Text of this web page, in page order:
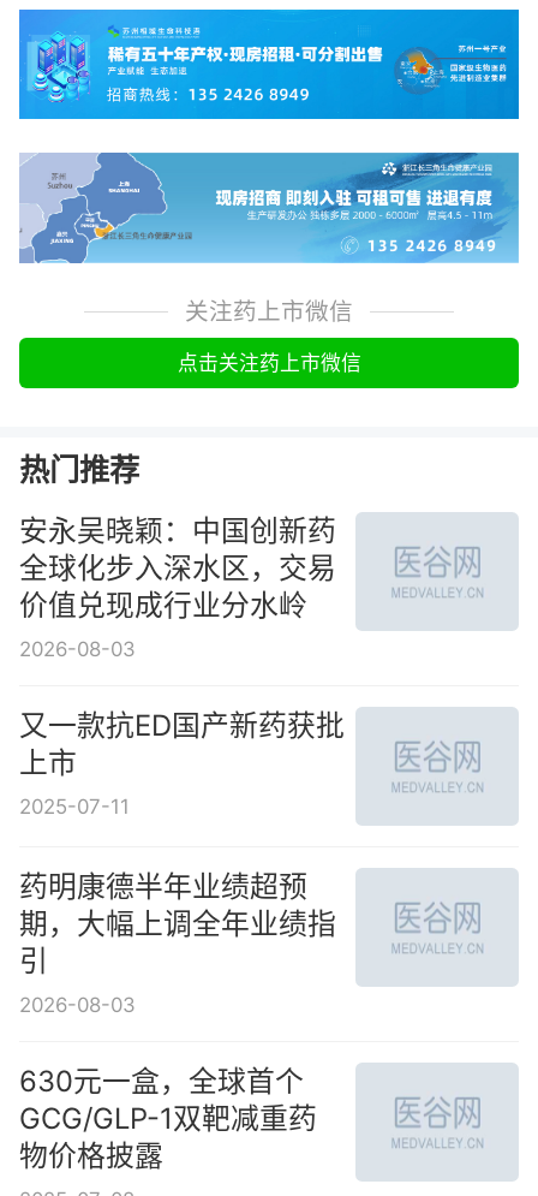
关注药上市微信
点击关注药上市微信
热门推荐
安永吴晓颖：中国创新药
全球化步入深水区，交易
价值兑现成行业分水岭
2026-08-03
又一款抗ED国产新药获批
上市
2025-07-11
药明康德半年业绩超预
期，大幅上调全年业绩指
引
2026-08-03
630元一盒，全球首个
GCG/GLP-1双靶减重药
物价格披露